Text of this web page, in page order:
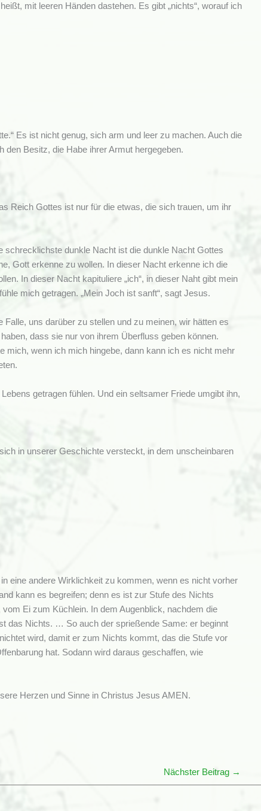
mit leeren Händen dastehen. Es gibt „nichts“, worauf ich
Es ist nicht genug, sich arm und leer zu machen. Auch die
Besitz, die Habe ihrer Armut hergegeben.
Reich Gottes ist nur für die etwas, die sich trauen, um ihr
schrecklichste dunkle Nacht ist die dunkle Nacht Gottes
Gott erkenne zu wollen. In dieser Nacht erkenne ich die
In dieser Nacht kapituliere „ich“, in dieser Naht gibt mein
mich getragen. „Mein Joch ist sanft“, sagt Jesus.
uns darüber zu stellen und zu meinen, wir hätten es
dass sie nur von ihrem Überfluss geben können.
wenn ich mich hingebe, dann kann ich es nicht mehr
getragen fühlen. Und ein seltsamer Friede umgibt ihn,
in unserer Geschichte versteckt, in dem unscheinbaren
eine andere Wirklichkeit zu kommen, wenn es nicht vorher
kann es begreifen; denn es ist zur Stufe des Nichts
Ei zum Küchlein. In dem Augenblick, nachdem die
das Nichts. … So auch der sprießende Same: er beginnt
wird, damit er zum Nichts kommt, das die Stufe vor
hat. Sodann wird daraus geschaffen, wie
Herzen und Sinne in Christus Jesus AMEN.
Nächster Beitrag →